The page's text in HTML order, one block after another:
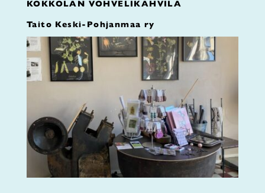
KOKKOLAN VOHVELIKAHVILA
Taito Keski-Pohjanmaa ry